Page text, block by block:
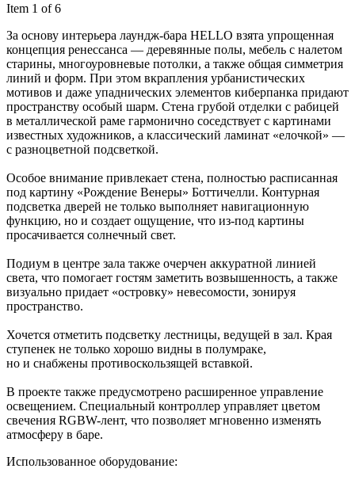
Item 1 of 6
За основу интерьера лаундж-бара HELLO взята упрощенная
концепция ренессанса — деревянные полы, мебель с налетом
старины, многоуровневые потолки, а также общая симметрия
линий и форм. При этом вкрапления урбанистических
мотивов и даже упаднических элементов киберпанка придают
пространству особый шарм. Стена грубой отделки с рабицей
в металлической раме гармонично соседствует с картинами
известных художников, а классический ламинат «елочкой» —
с разноцветной подсветкой.
Особое внимание привлекает стена, полностью расписанная
под картину «Рождение Венеры» Боттичелли. Контурная
подсветка дверей не только выполняет навигационную
функцию, но и создает ощущение, что из-под картины
просачивается солнечный свет.
Подиум в центре зала также очерчен аккуратной линией
света, что помогает гостям заметить возвышенность, а также
визуально придает «островку» невесомости, зонируя
пространство.
Хочется отметить подсветку лестницы, ведущей в зал. Края
ступенек не только хорошо видны в полумраке,
но и снабжены противоскользящей вставкой.
В проекте также предусмотрено расширенное управление
освещением. Специальный контроллер управляет цветом
свечения RGBW-лент, что позволяет мгновенно изменять
атмосферу в баре.
Использованное оборудование: